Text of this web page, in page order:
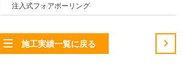
注入式フォアポーリング
施工実績一覧に戻る